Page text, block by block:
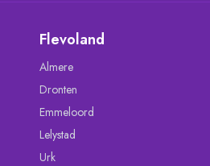
Flevoland
Almere
Dronten
Emmeloord
Lelystad
Urk